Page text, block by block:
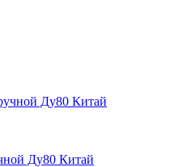
Ду80 Китай